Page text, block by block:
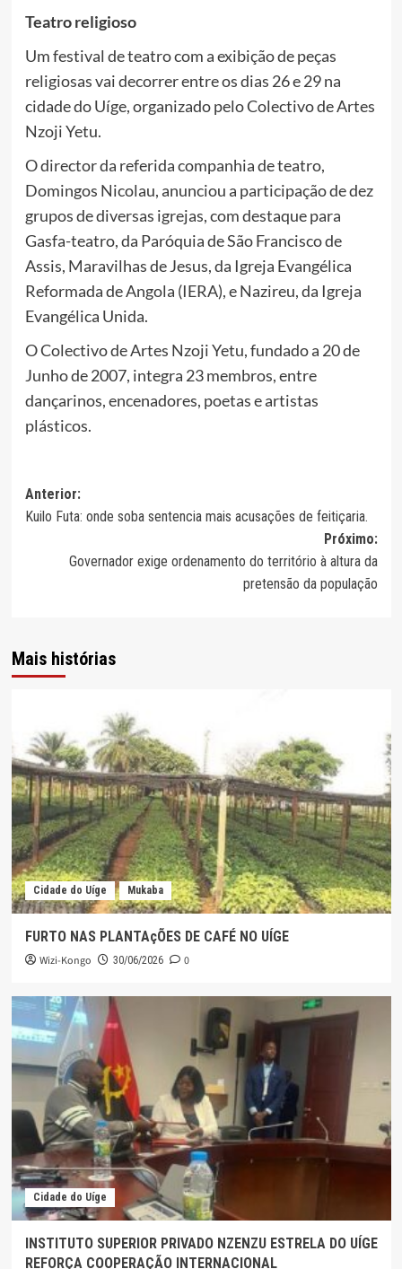
Teatro religioso
Um festival de teatro com a exibição de peças
religiosas vai decorrer entre os dias 26 e 29 na
cidade do Uíge, organizado pelo Colectivo de Artes
Nzoji Yetu.
O director da referida companhia de teatro,
Domingos Nicolau, anunciou a participação de dez
grupos de diversas igrejas, com destaque para
Gasfa-teatro, da Paróquia de São Francisco de
Assis, Maravilhas de Jesus, da Igreja Evangélica
Reformada de Angola (IERA), e Nazireu, da Igreja
Evangélica Unida.
O Colectivo de Artes Nzoji Yetu, fundado a 20 de
Junho de 2007, integra 23 membros, entre
dançarinos, encenadores, poetas e artistas
plásticos.
Navegação
de
artigos
Anterior:
Kuilo Futa: onde soba sentencia mais acusações de feitiçaria.
Próximo:
Governador exige ordenamento do território à altura da
pretensão da população
Mais histórias
Cidade do Uíge Mukaba
FURTO NAS PLANTAçÕES DE CAFÉ NO UÍGE
Wizi-Kongo 30/06/2026 0
Cidade do Uíge
INSTITUTO SUPERIOR PRIVADO NZENZU ESTRELA DO UÍGE
REFORÇA COOPERAÇÃO INTERNACIONAL